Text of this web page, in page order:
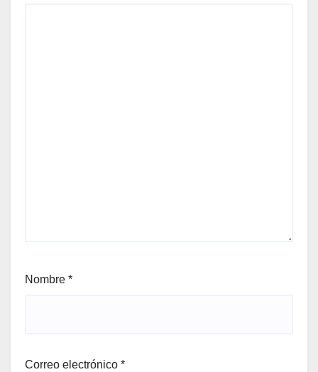
Nombre *
Correo electrónico *